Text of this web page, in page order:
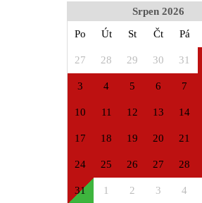
Srpen 2026
Po
Út St Čt Pá
27 28 29 30 31
3 4 5 6 7
10 11 12 13 14
17 18 19 20 21
24 25 26 27 28
31 1 2 3 4